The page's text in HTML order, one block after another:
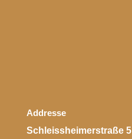
Addresse
Schleissheimerstraße 5